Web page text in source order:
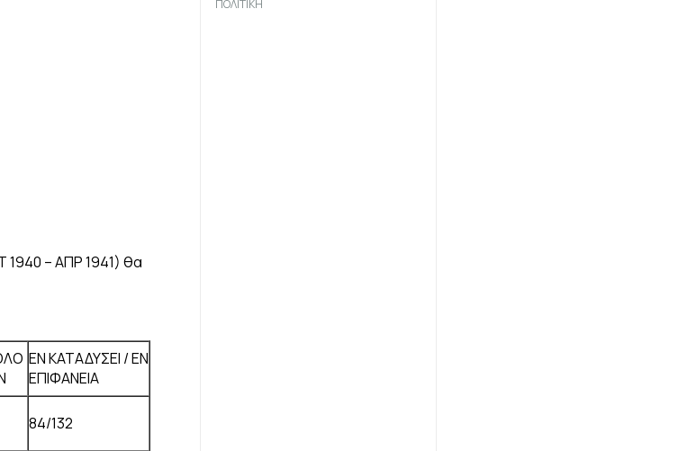
– ΑΠΡ 1941) θα
ΕΝ ΚΑΤΑΔΥΣΕΙ / ΕΝ
ΕΠΙΦΑΝΕΙΑ
84/132
ΠΟΛΙΤΙΚΗ